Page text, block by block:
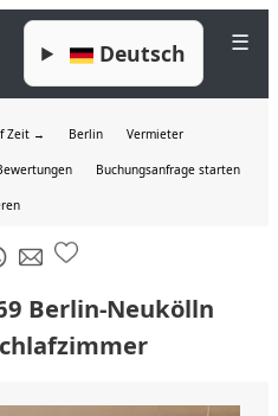
☰
Deutsch
Zeit → Berlin Vermieter
Buchungsanfrage starten
Berlin-Neukölln